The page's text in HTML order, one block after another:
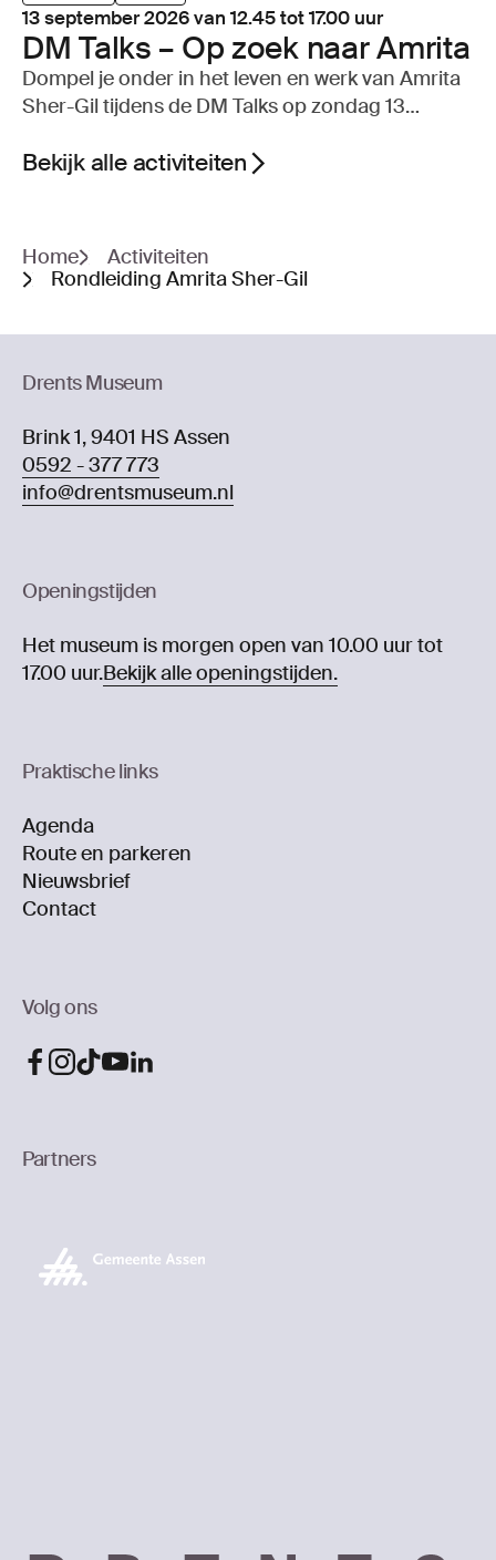
13 september 2026 van 12.45 tot 17.00 uur
DM Talks – Op zoek naar Amrita
Dompel je onder in het leven en werk van Amrita
Sher-Gil tijdens de DM Talks op zondag 13
Bekijk alle activiteiten
Home
Activiteiten
Rondleiding Amrita Sher-Gil
Drents Museum
Brink 1, 9401 HS Assen
0592 - 377 773
info@drentsmuseum.nl
Openingstijden
Het museum is morgen open van 10.00 uur tot
17.00 uur.Bekijk alle openingstijden.
Praktische links
Agenda
Route en parkeren
Nieuwsbrief
Contact
Volg ons
Partners